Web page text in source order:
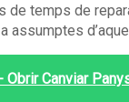
temps de
assumptes
Canviar